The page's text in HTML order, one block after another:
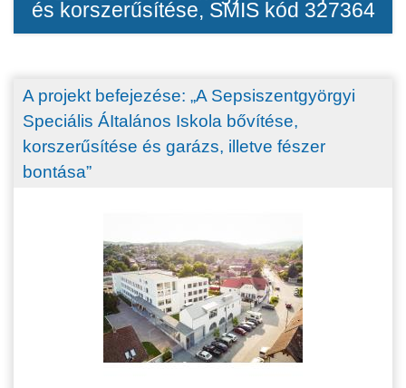
és korszerűsítése, SMIS kód 327364
A projekt befejezése: „A Sepsiszentgyörgyi
Speciális ÁItalános Iskola bővítése,
korszerűsítése és garázs, illetve fészer
bontása”